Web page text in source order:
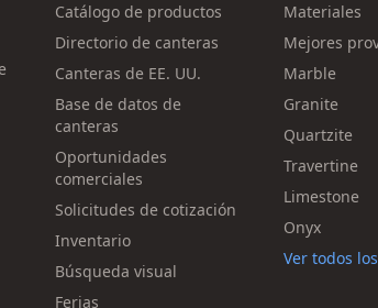
Catálogo de productos
Directorio de canteras
Canteras de EE. UU.
Base de datos de
canteras
Oportunidades
comerciales
Solicitudes de cotización
Inventario
Búsqueda visual
Ferias
Materiales
Mejores
Marble
Granite
Quartzite
Travertine
Limestone
Onyx
Ver todos